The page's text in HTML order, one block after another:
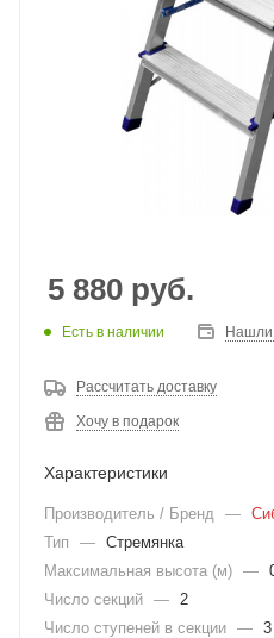
5 880 руб.
Есть в наличии
Рассчитать доставку
Хочу в подарок
Характеристики
Производитель / Бренд —
Тип
— Стремянка
Максимальная высота (м) —
Число секций — 2
Число ступеней в секции — 3